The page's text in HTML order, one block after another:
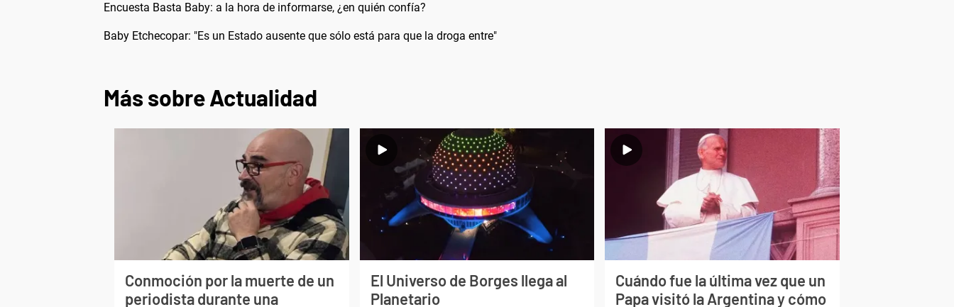
Encuesta Basta Baby: a la hora de informarse, ¿en quién confía?
Baby Etchecopar: "Es un Estado ausente que sólo está para que la droga entre"
Más sobre Actualidad
Conmoción por la muerte de un
periodista durante una
El Universo de Borges llega al
Planetario
Cuándo fue la última vez que un
Papa visitó la Argentina y cómo